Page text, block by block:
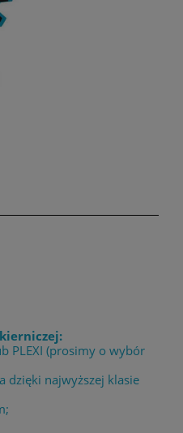
PLEXI (prosimy o wybór
dzięki najwyższej klasie